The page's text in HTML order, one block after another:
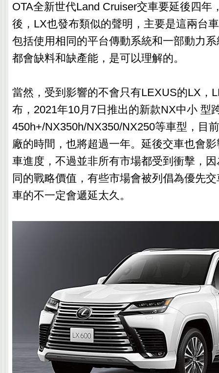
OTA全新世代Land Cruiser交車要延後四年
後，LX也發布類似的聲明，主要是這兩台
包括使用相同的平台傳動系統和一部動力
都會缺料和缺產能，是可以理解的。
當然，受到影響的不會只有LEXUS的LX，
布，2021年10月7日推出的新款NX中小 型
450h+/NX350h/NX350/NX250等車型，目
廠的時間，也將超過一年。延後交車也會
車進度，不過並非所有市場都受到衝擊，
同的戰略價值，有些市場會被列倡為優先
車的不一定會遞延太久。